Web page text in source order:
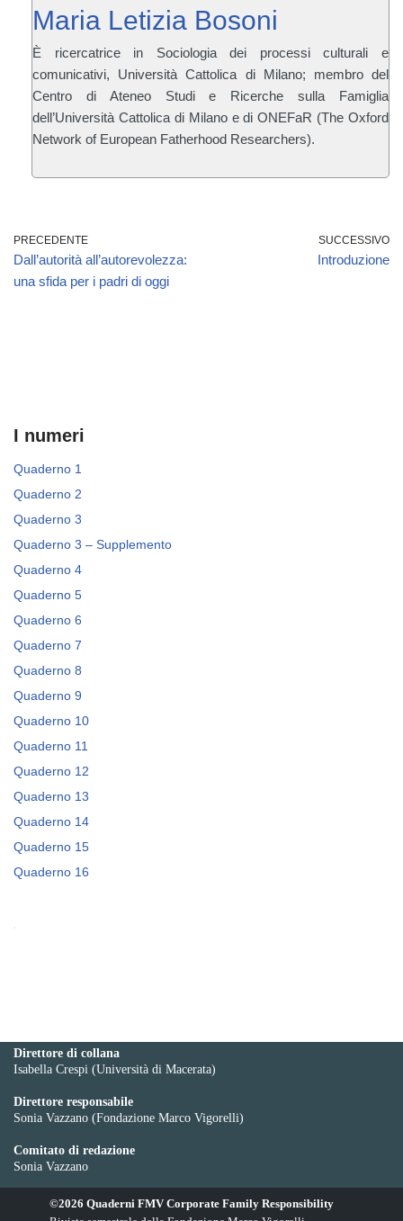
Maria Letizia Bosoni
È ricercatrice in Sociologia dei processi culturali e
comunicativi, Università Cattolica di Milano; membro del
Centro di Ateneo Studi e Ricerche sulla Famiglia
dell’Università Cattolica di Milano e di ONEFaR (The Oxford
Network of European Fatherhood Researchers).
PRECEDENTE
Dall’autorità all’autorevolezza:
una sfida per i padri di oggi
SUCCESSIVO
Introduzione
I numeri
Quaderno 1
Quaderno 2
Quaderno 3
Quaderno 3 – Supplemento
Quaderno 4
Quaderno 5
Quaderno 6
Quaderno 7
Quaderno 8
Quaderno 9
Quaderno 10
Quaderno 11
Quaderno 12
Quaderno 13
Quaderno 14
Quaderno 15
Quaderno 16
Direttore di collana
Isabella Crespi (Università di Macerata)
Direttore responsabile
Sonia Vazzano (Fondazione Marco Vigorelli)
Comitato di redazione
Sonia Vazzano
©2026 Quaderni FMV Corporate Family Responsibility